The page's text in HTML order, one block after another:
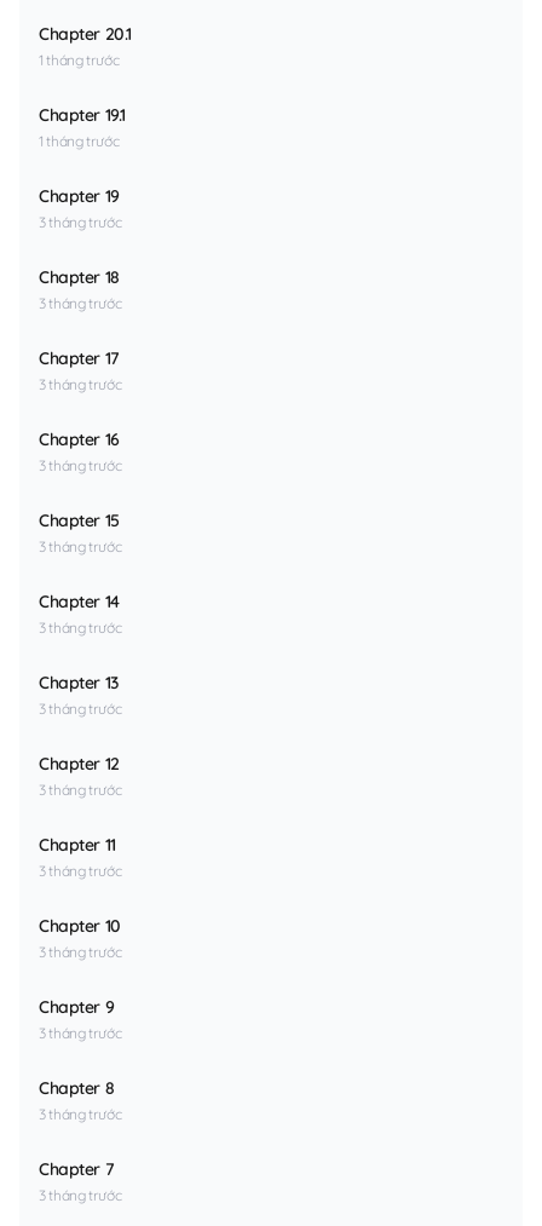
Chapter 20.1
1 tháng trước
Chapter 19.1
1 tháng trước
Chapter 19
3 tháng trước
Chapter 18
3 tháng trước
Chapter 17
3 tháng trước
Chapter 16
3 tháng trước
Chapter 15
3 tháng trước
Chapter 14
3 tháng trước
Chapter 13
3 tháng trước
Chapter 12
3 tháng trước
Chapter 11
3 tháng trước
Chapter 10
3 tháng trước
Chapter 9
3 tháng trước
Chapter 8
3 tháng trước
Chapter 7
3 tháng trước